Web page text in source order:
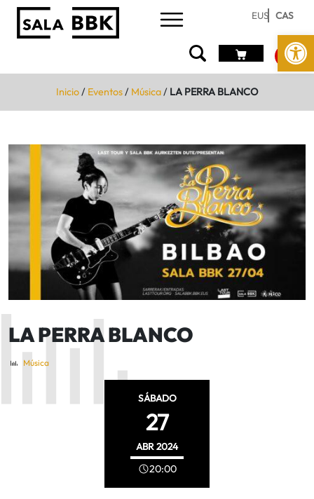
Abrir
EUS CAS
Inicio/ Eventos/ Música/ LA PERRA BLANCO
LA PERRA BLANCO
Música
SÁBADO
27
ABR2024
20:00